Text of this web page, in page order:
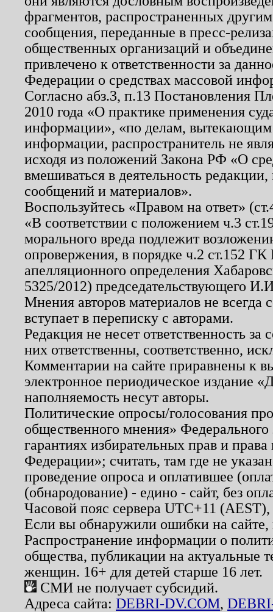
фрагментов, распространенных
сообщения, переданные в пресс-
общественных организаций и
привлечено к ответственности за
Федерации о средствах массовой
Согласно абз.3, п.13 Постановления
2010 года «О практике применения
информации», «по делам, вытекающим
информации, распространитель не
исходя из положений Закона РФ «О
вмешиваться в деятельность
сообщений и материалов».
Воспользуйтесь «Правом на ответ»
«В соответствии с положением ч.3
морального вреда подлежит
опровержения, в порядке ч.2 ст.152
апелляционного определения
5325/2012) председательствующего
Мнения авторов материалов не
вступает в переписку с авторами.
Редакция не несет ответственность
них ответственны, соответственно,
Комментарии на сайте приравнены к
электронное периодическое издание
наполняемость несут авторы.
Политические опросы/голосования
общественного мнения»
гарантиях избирательных прав и
Федерации»; считать, там где не
проведение опроса и оплатившее
(обнародование) - едино - сайт, без
Часовой пояс сервера UTC+11
Если вы обнаружили ошибки на
Распространение информации о
общества, публикации на актуальные
женщин. 16+ для детей старше 16 лет.
СМИ не получает субсидий.
Адреса сайта: DEBRI-DV.COM,